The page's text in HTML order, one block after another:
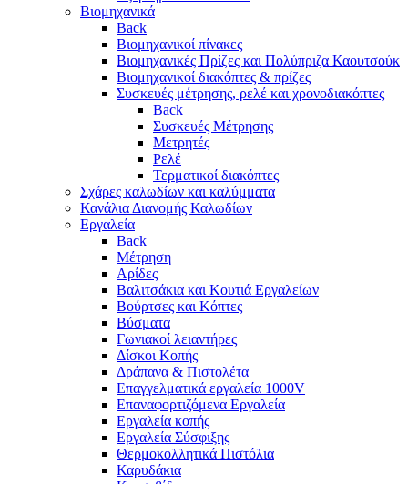
Βιομηχανικά
Back
Βιομηχανικοί πίνακες
Βιομηχανικές Πρίζες και Πολύπριζα Καουτσούκ
Βιομηχανικοί διακόπτες & πρίζες
Συσκευές μέτρησης, ρελέ και χρονοδιακόπτες
Back
Συσκευές Μέτρησης
Μετρητές
Ρελέ
Τερματικοί διακόπτες
Σχάρες καλωδίων και καλύμματα
Κανάλια Διανομής Καλωδίων
Εργαλεία
Back
Μέτρηση
Αρίδες
Βαλιτσάκια και Κουτιά Εργαλείων
Βούρτσες και Κόπτες
Βύσματα
Γωνιακοί λειαντήρες
Δίσκοι Κοπής
Δράπανα & Πιστολέτα
Επαγγελματικά εργαλεία 1000V
Επαναφορτιζόμενα Εργαλεία
Εργαλεία κοπής
Εργαλεία Σύσφιξης
Θερμοκολλητικά Πιστόλια
Καρυδάκια